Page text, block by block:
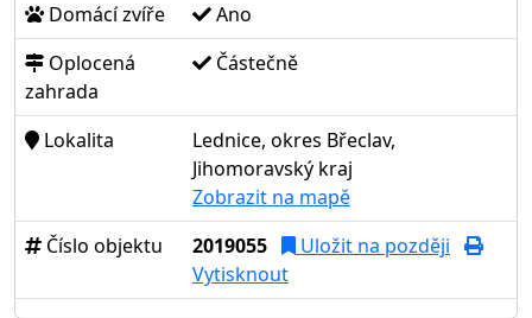
Domácí zvíře
Ano
Oplocená
zahrada
Částečně
Lokalita
Lednice, okres Břeclav,
Jihomoravský kraj
Zobrazit na mapě
Číslo objektu
2019055
Uložit na později
Vytisknout